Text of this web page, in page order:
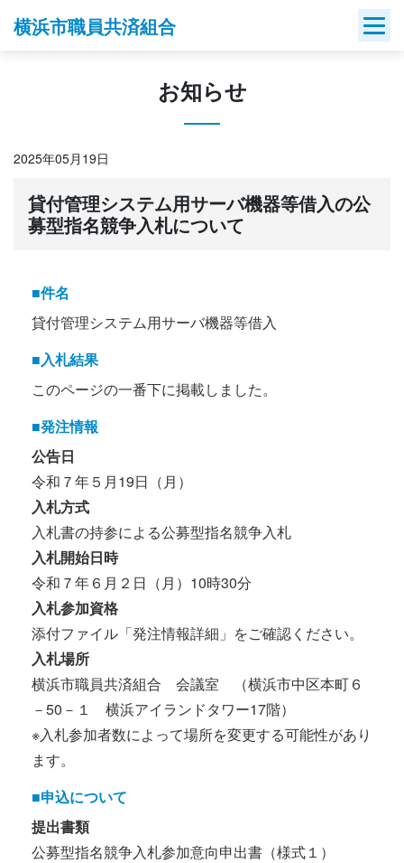
横浜市職員共済組合
お知らせ
2025年05月19日
貸付管理システム用サーバ機器等借入の公
募型指名競争入札について
■件名
貸付管理システム用サーバ機器等借入
■入札結果
このページの一番下に掲載しました。
■発注情報
公告日
令和７年５月19日（月）
入札方式
入札書の持参による公募型指名競争入札
入札開始日時
令和７年６月２日（月）10時30分
入札参加資格
添付ファイル「発注情報詳細」をご確認ください。
入札場所
横浜市職員共済組合 会議室 （横浜市中区本町６
－50－１ 横浜アイランドタワー17階）
※入札参加者数によって場所を変更する可能性があり
ます。
■申込について
提出書類
公募型指名競争入札参加意向申出書（様式１）